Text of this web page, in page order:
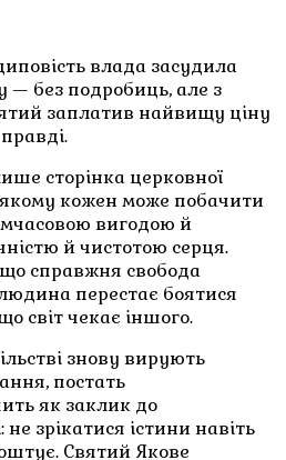
влада засудила
— без подробиць, але з
заплатив найвищу ціну
сторінка церковної
якому кожен може побачити
вигодою й
й чистотою серця.
справжня свобода
перестає боятися
світ чекає іншого.
знову вирують
постать
як заклик до
не зрікатися істини навіть
Святий Якове